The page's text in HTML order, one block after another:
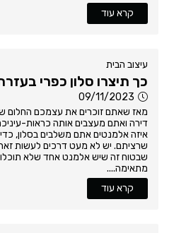
קרא עוד
עיצוב הבית
כך תיצרו סלון כפרי
09/11/2023
מאז שאתם זוכרים את עצמכם החלום
דירה ואתם מעצבים אותה כראות-
איזה אלמנטים אתם משלבים בסלון,
שרציתם. יש לא מעט דרכים לעשות
שבטוח זה שיש אלמנט אחד שלא תוכלו
מתאימה....
קרא עוד